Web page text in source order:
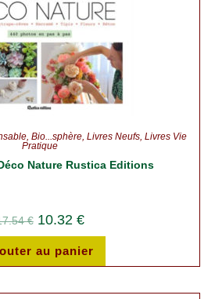
, Bio...sphère, Livres Neufs, Livres Vie
Pratique
Nature Rustica Editions
€ 10.32 €
au panier